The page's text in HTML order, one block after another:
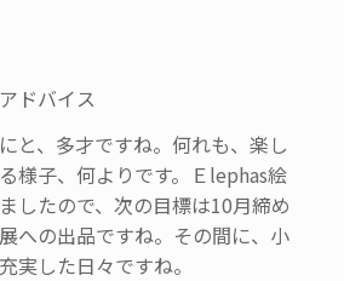
ドバイス
と、多才ですね。何れも、楽し
様子、何よりです。Ｅlephas絵
したので、次の目標は10月締め
への出品ですね。その間に、小
実した日々ですね。